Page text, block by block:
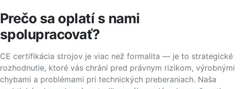
Prečo sa oplatí s nami
spolupracovať?
CE certifikácia strojov je viac než formalita — je to strategické
rozhodnutie, ktoré vás chráni pred právnym rizikom, výrobnými
chybami a problémami pri technických preberaniach. Naša